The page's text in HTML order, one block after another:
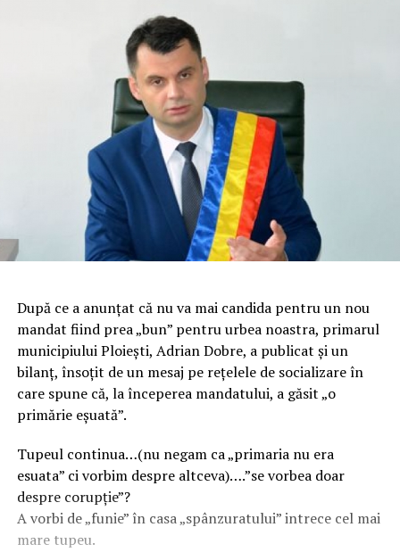
După ce a anunţat că nu va mai candida pentru un nou
mandat fiind prea „bun” pentru urbea noastra, primarul
municipiului Ploieşti, Adrian Dobre, a publicat şi un
bilanţ, însoţit de un mesaj pe reţelele de socializare în
care spune că, la începerea mandatului, a găsit „o
primărie eşuată”.
Tupeul continua…(nu negam ca „primaria nu era
esuata” ci vorbim despre altceva)….”se vorbea doar
despre corupție”?
A vorbi de „funie” în casa „spânzuratului” intrece cel mai
mare tupeu.